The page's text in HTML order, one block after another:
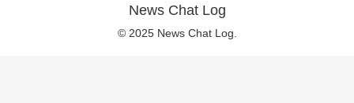
News Chat Log
© 2025 News Chat Log.